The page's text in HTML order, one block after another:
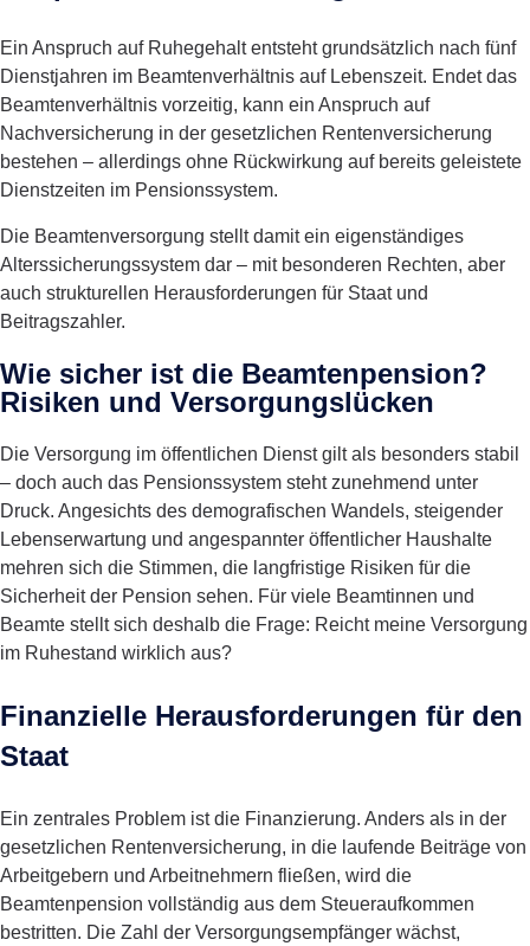
Ein Anspruch auf Ruhegehalt entsteht grundsätzlich nach fünf
Dienstjahren im Beamtenverhältnis auf Lebenszeit. Endet das
Beamtenverhältnis vorzeitig, kann ein Anspruch auf
Nachversicherung in der gesetzlichen Rentenversicherung
bestehen – allerdings ohne Rückwirkung auf bereits geleistete
Dienstzeiten im Pensionssystem.
Die Beamtenversorgung stellt damit ein eigenständiges
Alterssicherungssystem dar – mit besonderen Rechten, aber
auch strukturellen Herausforderungen für Staat und
Beitragszahler.
Wie sicher ist die Beamtenpension?
Risiken und Versorgungslücken
Die Versorgung im öffentlichen Dienst gilt als besonders stabil
– doch auch das Pensionssystem steht zunehmend unter
Druck. Angesichts des demografischen Wandels, steigender
Lebenserwartung und angespannter öffentlicher Haushalte
mehren sich die Stimmen, die langfristige Risiken für die
Sicherheit der Pension sehen. Für viele Beamtinnen und
Beamte stellt sich deshalb die Frage: Reicht meine Versorgung
im Ruhestand wirklich aus?
Finanzielle Herausforderungen für den
Staat
Ein zentrales Problem ist die Finanzierung. Anders als in der
gesetzlichen Rentenversicherung, in die laufende Beiträge von
Arbeitgebern und Arbeitnehmern fließen, wird die
Beamtenpension vollständig aus dem Steueraufkommen
bestritten. Die Zahl der Versorgungsempfänger wächst,